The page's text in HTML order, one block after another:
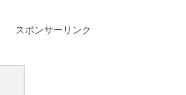
スポンサーリンク